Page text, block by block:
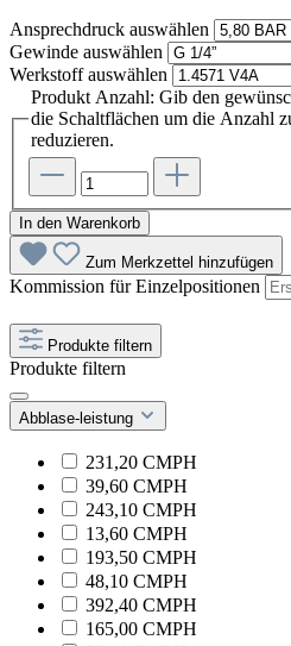
Ansprechdruck auswählen
Gewinde auswählen
Werkstoffauswählen
Produkt Anzahl: Gib den
die Schaltflächen um die Anzahl
reduzieren.
In den Warenkorb
Zum Merkzettel hinzufügen
Kommission für Einzelpositionen
Produkte filtern
Produkte filtern
Abblase-leistung
231,20 CMPH
39,60 CMPH
243,10 CMPH
13,60 CMPH
193,50 CMPH
48,10 CMPH
392,40 CMPH
165,00 CMPH